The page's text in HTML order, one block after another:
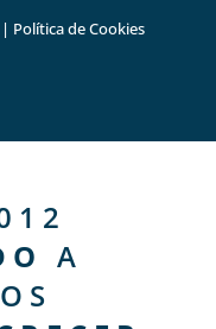
| Política de Cookies
A